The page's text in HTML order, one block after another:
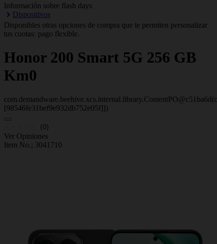
Información sobre flash days
Dispositivos
Disponibles otras opciones de compra que te permiten personalizar
tus cuotas: pago flexible.
Honor 200 Smart 5G 256 GB
Km0
[98546fe31bef9e932db752e05f]])
(0)
Ver Opiniones
Item No.; 3041710